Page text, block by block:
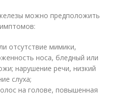
можно предположить
отсутствие мимики,
носа, бледный или
нарушение речи, низкий
слуха;
на голове, повышенная